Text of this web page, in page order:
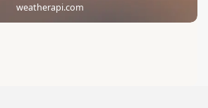
weatherapi.com